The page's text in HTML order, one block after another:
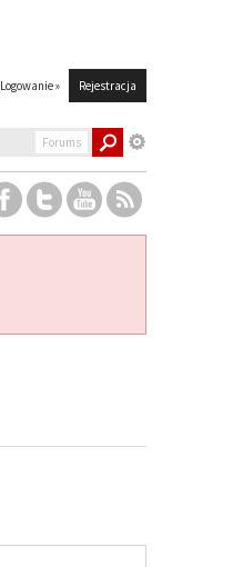
Logowanie » Rejestracja
Forums